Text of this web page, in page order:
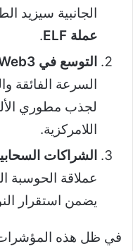
الجانبية سيزيد
عملة ELF
.
التوسع في Web3 والألعاب (Gaming):
السرعة الفائقة
لجذب مطوري
اللامركزية.
الشراكات
يضمن استقرار
في ظل هذه